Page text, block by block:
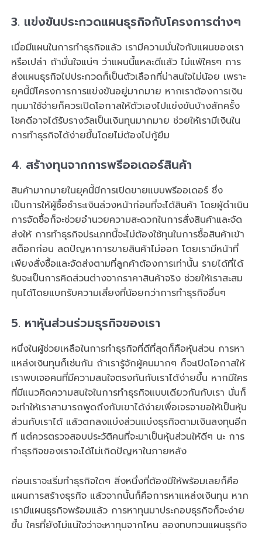
3. แข่งขันประกวดแผนธุรกิจกับโครงการต่างๆ
เมื่อมีแผนในการทำธุรกิจแล้ว เรามีความมั่นใจกับแผนของเรา
หรือเปล่า ถ้ามั่นใจแน่ๆ ว่าแผนนี้แหละดีแล้ว ไม่แพ้ใครๆ การ
ส่งแผนธุรกิจไปประกวดก็เป็นตัวเลือกที่น่าสนใจไม่น้อย เพราะ
ยุคนี้มีโครงการการแข่งขันอยู่มากมาย หากเราต้องการเงิน
ทุนมาใช้จ่ายก็ควรเปิดโอกาสให้ตัวเองไปแข่งขันบ้างสักครั้ง
โชคดีอาจได้รับรางวัลเป็นเงินทุนมากมาย ช่วยให้เรามีเงินใน
การทำธุรกิจได้ง่ายขึ้นโดยไม่ต้องไปกู้ยืม
4. สร้างทุนจากการพรีออเดอร์สินค้า
สินค้ามากมายในยุคนี้มีการเปิดขายแบบพรีออเดอร์ ซึ่ง
เป็นการให้ผู้ซื้อชำระเงินล่วงหน้าก่อนที่จะได้สินค้า โดยผู้ดำเนิน
การจัดซื้อก็จะช่วยอำนวยความสะดวกในการสั่งสินค้าและจัด
ส่งให้ การทำธุรกิจประเภทนี้จะไม่ต้องใช้ทุนในการซื้อสินค้าเข้า
สต็อกก่อน ลดปัญหาการขายสินค้าไม่ออก โดยเรามีหน้าที่
เพียงสั่งซื้อและจัดส่งตามที่ลูกค้าต้องการเท่านั้น รายได้ที่ได้
รับจะเป็นการคิดส่วนต่างจากราคาสินค้าจริง ช่วยให้เราสะสม
ทุนได้โดยแบกรับความเสี่ยงที่น้อยกว่าการทำธุรกิจอื่นๆ
5. หาหุ้นส่วนร่วมธุรกิจของเรา
หนึ่งในผู้ช่วยเหลือในการทำธุรกิจที่ดีที่สุดก็คือหุ้นส่วน การหา
แหล่งเงินทุนก็เช่นกัน ถ้าเรารู้จักผู้คนมากๆ ก็จะเปิดโอกาสให้
เราพบเจอคนที่มีความสนใจตรงกันกับเราได้ง่ายขึ้น หากมีใคร
ที่มีแนวคิดความสนใจในการทำธุรกิจแบบเดียวกันกับเรา นั่นก็
จะทำให้เราสามารถพูดถึงกับเขาได้ง่ายเพื่อเจรจาขอให้เป็นหุ้น
ส่วนกับเราได้ แล้วตกลงแบ่งส่วนแบ่งธุรกิจตามเงินลงทุนอีก
ที แต่ควรตรวจสอบประวัติคนที่จะมาเป็นหุ้นส่วนให้ดีๆ นะ การ
ทำธุรกิจของเราจะได้ไม่เกิดปัญหาในภายหลัง
ก่อนเราจะเริ่มทำธุรกิจใดๆ สิ่งหนึ่งที่ต้องมีให้พร้อมเลยก็คือ
แผนการสร้างธุรกิจ แล้วจากนั้นก็คือการหาแหล่งเงินทุน หาก
เรามีแผนธุรกิจพร้อมแล้ว การหาทุนมาประกอบธุรกิจก็จะง่าย
ขึ้น ใครที่ยังไม่แน่ใจว่าจะหาทุนจากไหน ลองทบทวนแผนธุรกิจ